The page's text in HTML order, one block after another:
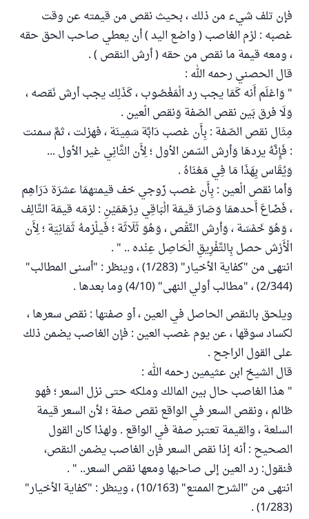
فإن تلف شيء من ذلك ، بحيث نقص من قيمته عن وقت
غصبه : لزم الغاصب ( واضع اليد ) أن يعطي صاحب الحق حقه
، ومعه قيمة ما نقص من حقه ( أرش النقص ) .
قال الحصني رحمه الله :
" وَاعْلَم أَنه كَمَا يجب رد الْمَغْصُوب ، كَذَلِك يجب أرش نَقصه ،
وَلَا فرق بَين نقص الصّفة وَنقص الْعين .
مِثَال نقص الصّفة : بِأَن غصب دَابَّة سَمِينَة ، فهزلت ، ثمَّ سمنت
: فَإِنَّهُ يردهَا وَأرش السّمن الأول ؛ لِأَن الثَّانِي غير الأول ...
وَيُقَاس بِهَذَا مَا فِي مَعْنَاهُ .
وَأما نقص الْعين : بِأَن غصب زَوجي خف قيمتهمَا عشرَة دَرَاهِم
، فَضَاعَ أَحدهمَا وَصَارَ قيمَة الْبَاقِي دِرْهَمَيْنِ : لزمَه قيمَة التَّالِف
، وَهُوَ خَمْسَة ، وَأرش النَّقْص ، وَهُوَ ثَلَاثَة ؛ فَيلْزمهُ ثَمَانِيَة ؛ لِأَن
الْأَرْش حصل بِالتَّفْرِيقِ الْحَاصِل عِنْده .. " .
انتهى من "كفاية الأخيار" (1/283) ، وينظر : "أسنى المطالب"
(2/344) ، "مطالب أولي النهى" (4/10) وما بعدها .
ويلحق بالنقص الحاصل في العين ، أو صفتها : نقص سعرها ،
لكساد سوقها ، عن يوم غصب العين : فإن الغاصب يضمن ذلك
على القول الراجح .
قال الشيخ ابن عثيمين رحمه الله :
" هذا الغاصب حال بين المالك وملكه حتى نزل السعر ؛ فهو
ظالم ، ونقص السعر في الواقع نقص صفة ؛ لأن السعر قيمة
السلعة ، والقيمة تعتبر صفة في الواقع . ولهذا كان القول
الصحيح : أنه إذا نقص السعر فإن الغاصب يضمن النقص،
فنقول: رد العين إلى صاحبها ومعها نقص السعر.. " .
انتهى من "الشرح الممتع" (10/163) ، وينظر : "كفاية الأخيار"
(1/283) .